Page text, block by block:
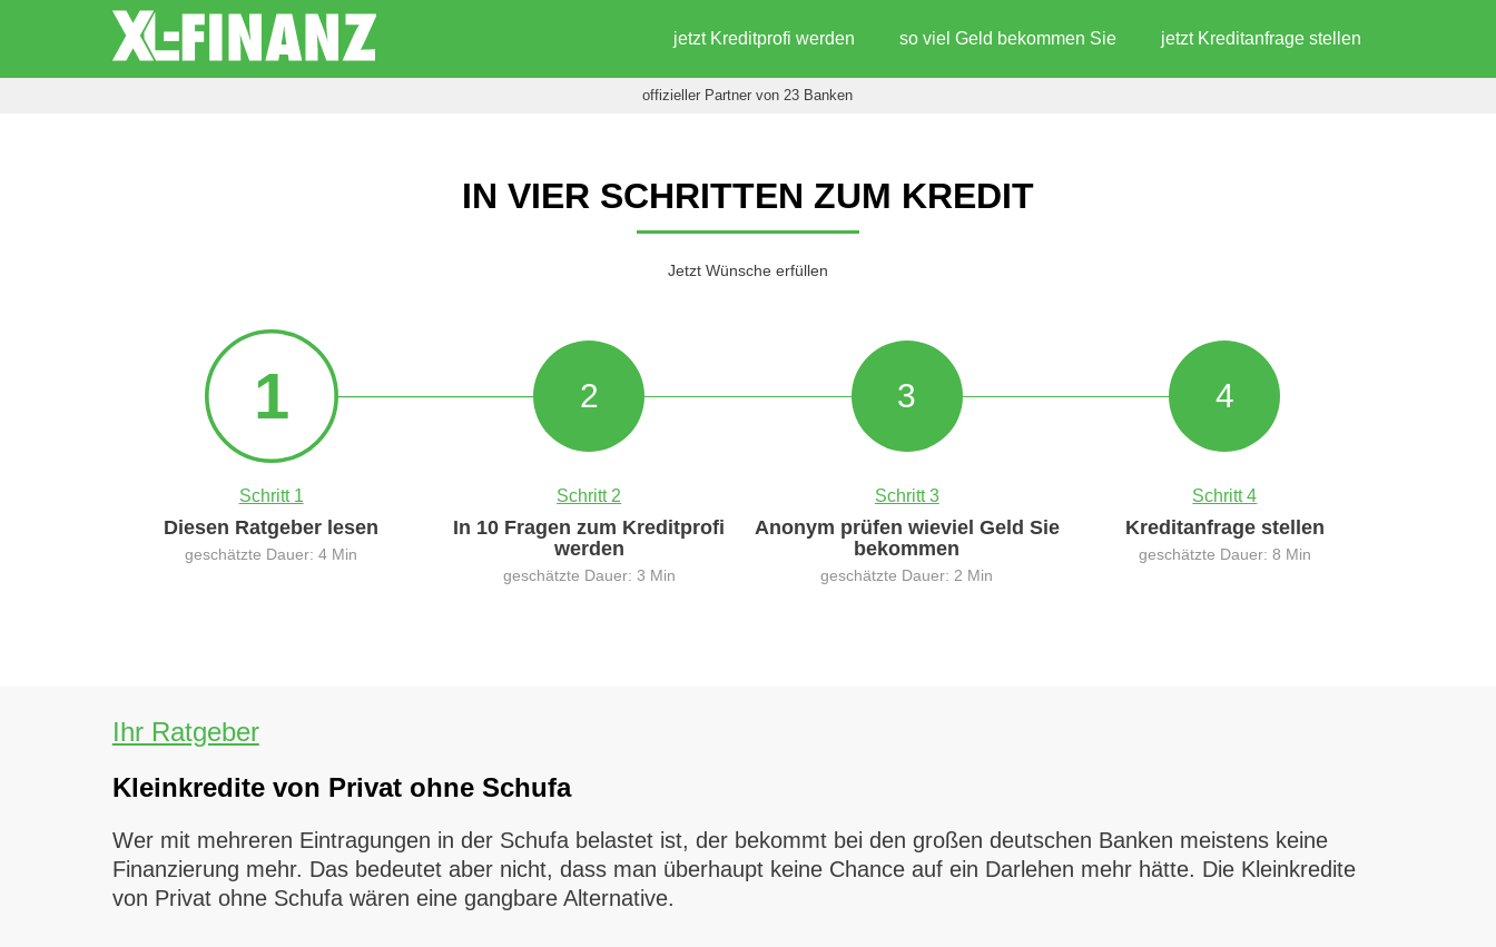
jetzt Kreditprofi werden so viel Geld bekommen Sie jetzt Kreditanfrage stellen
offizieller Partner von 23 Banken
IN VIER SCHRITTEN ZUM KREDIT
Jetzt Wünsche erfüllen
1
Schritt 1
Diesen Ratgeber lesen
geschätzte Dauer: 4 Min
2
Schritt 2
In 10 Fragen zum Kreditprofi
werden
geschätzte Dauer: 3 Min
3
Schritt 3
Anonym prüfen wieviel Geld Sie
bekommen
geschätzte Dauer: 2 Min
4
Schritt 4
Kreditanfrage stellen
geschätzte Dauer: 8 Min
Ihr Ratgeber
Kleinkredite von Privat ohne Schufa
Wer mit mehreren Eintragungen in der Schufa belastet ist, der bekommt bei den großen deutschen Banken meistens keine
Finanzierung mehr. Das bedeutet aber nicht, dass man überhaupt keine Chance auf ein Darlehen mehr hätte. Die Kleinkredite
von Privat ohne Schufa wären eine gangbare Alternative.